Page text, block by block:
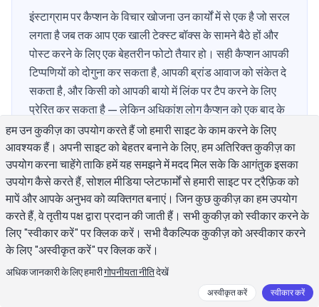
इंस्टाग्राम पर कैप्शन के विचार खोजना उन कार्यों में से एक है जो सरल
लगता है जब तक आप एक खाली टेक्स्ट बॉक्स के सामने बैठे हों और
पोस्ट करने के लिए एक बेहतरीन फोटो तैयार हो। सही कैप्शन आपकी
टिप्पणियों को दोगुना कर सकता है, आपकी ब्रांड आवाज को संकेत दे
सकता है, और किसी को आपकी बायो में लिंक पर टैप करने के लिए
प्रेरित कर सकता है — लेकिन अधिकांश लोग कैप्शन को एक बाद के
विचार के रूप में लिखते हैं। यह गाइड आपको व्यावहारिक फ्रेमवर्क,
सामग्री श्रेणी द्वारा वास्तविक उदाहरण, और एक सिस्टम देता है जो
आप हर बार उपयोग कर सकते हैं ताकि आपके पास हमेशा कुछ पोस्ट
करने योग्य हो।
किस प्रकार के इंस्टाग्राम कैप्शन सबसे अधिक
एनगेजमेंट पाते हैं?
हम उन कुकीज़ का उपयोग करते हैं जो हमारी साइट के काम करने के लिए
आवश्यक हैं। अपनी साइट को बेहतर बनाने के लिए, हम अतिरिक्त कुकीज़ का
उपयोग करना चाहेंगे ताकि हमें यह समझने में मदद मिल सके कि आगंतुक इसका
उपयोग कैसे करते हैं, सोशल मीडिया प्लेटफार्मों से हमारी साइट पर ट्रैफ़िक को
मापें और आपके अनुभव को व्यक्तिगत बनाएं। जिन कुछ कुकीज़ का हम उपयोग
करते हैं, वे तृतीय पक्ष द्वारा प्रदान की जाती हैं। सभी कुकीज़ को स्वीकार करने के
लिए "स्वीकार करें" पर क्लिक करें। सभी वैकल्पिक कुकीज़ को अस्वीकार करने
के लिए "अस्वीकृत करें" पर क्लिक करें।
अधिक जानकारी के लिए हमारीगोपनीयता नीतिदेखें
अस्वीकृत करें स्वीकार करें